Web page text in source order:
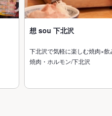
想 sou 下北沢
下北沢で気軽に楽しむ焼肉×飲
焼肉・ホルモン/下北沢